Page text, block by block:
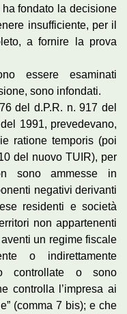
fondato la decisione
insufficiente, per il
a fornire la prova
essere esaminati
sono infondati.
del d.P.R. n. 917 del
1991, prevedevano,
ratione temporis (poi
del nuovo TUIR), per
sono ammesse in
negativi derivanti
residenti e società
non appartenenti
un regime fiscale
o indirettamente
controllate o sono
controlla l’impresa ai
(comma 7 bis); e che